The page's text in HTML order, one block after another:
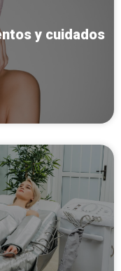
y cuidados